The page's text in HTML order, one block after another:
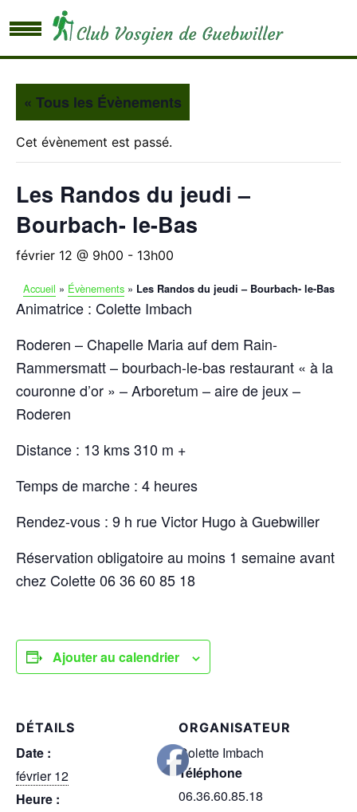
« Tous les Évènements
Cet évènement est passé.
Les Randos du jeudi –
Bourbach- le-Bas
février 12 @ 9h00 - 13h00
Accueil » Évènements» Les Randos du jeudi – Bourbach- le-Bas
Animatrice : Colette Imbach
Roderen – Chapelle Maria auf dem Rain-
Rammersmatt – bourbach-le-bas restaurant « à la
couronne d’or » – Arboretum – aire de jeux –
Roderen
Distance : 13 kms 310 m +
Temps de marche : 4 heures
Rendez-vous : 9 h rue Victor Hugo à Guebwiller
Réservation obligatoire au moins 1 semaine avant
chez Colette 06 36 60 85 18
Ajouter au calendrier
DÉTAILS
Date :
février 12
Heure :
ORGANISATEUR
Colette Imbach
Téléphone
06.36.60.85.18